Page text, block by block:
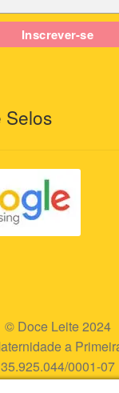
Selos
© Doce Leite 2024
a
35.925.044/0001-07